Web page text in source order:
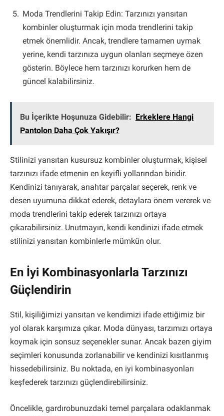
Moda Trendlerini Takip Edin: Tarzınızı yansıtan
kombinler oluşturmak için moda trendlerini takip
etmek önemlidir. Ancak, trendlere tamamen uymak
yerine, kendi tarzınıza uygun olanları seçmeye özen
gösterin. Böylece hem tarzınızı korurken hem de
güncel kalabilirsiniz.
Bu İçerikte Hoşunuza Gidebilir: Erkeklere Hangi
Pantolon Daha Çok Yakışır?
Stilinizi yansıtan kusursuz kombinler oluşturmak, kişisel
tarzınızı ifade etmenin en keyifli yollarından biridir.
Kendinizi tanıyarak, anahtar parçalar seçerek, renk ve
desen uyumuna dikkat ederek, detaylara önem vererek ve
moda trendlerini takip ederek tarzınızı ortaya
çıkarabilirsiniz. Unutmayın, kendi kendinizi ifade etmek
stilinizi yansıtan kombinlerle mümkün olur.
En İyi Kombinasyonlarla Tarzınızı
Güçlendirin
Stil, kişiliğimizi yansıtan ve kendimizi ifade ettiğimiz bir
yol olarak karşımıza çıkar. Moda dünyası, tarzımızı ortaya
koymak için sonsuz seçenekler sunar. Ancak bazen giyim
seçimleri konusunda zorlanabilir ve kendinizi kısıtlanmış
hissedebilirsiniz. Bu noktada, en iyi kombinasyonları
keşfederek tarzınızı güçlendirebilirsiniz.
Öncelikle, gardırobunuzdaki temel parçalara odaklanmak